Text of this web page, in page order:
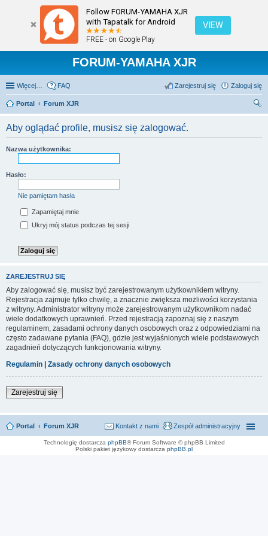
Follow FORUM-YAMAHA XJR
with Tapatalk for Android
FREE - on Google Play
VIEW
FORUM-YAMAHA XJR
Więcej… FAQ Zaloguj się
Zarejestruj się
Portal
Forum XJR
Aby oglądać profile, musisz się zalogować.
Nazwa użytkownika:
Hasło:
Nie pamiętam hasła
Zapamiętaj mnie
Ukryj mój status podczas tej sesji
ZAREJESTRUJ SIĘ
Aby zalogować się, musisz być zarejestrowanym użytkownikiem witryny.
Rejestracja zajmuje tylko chwilę, a znacznie zwiększa możliwości korzystania
z witryny. Administrator witryny może zarejestrowanym użytkownikom nadać
wiele dodatkowych uprawnień. Przed rejestracją zapoznaj się z naszym
regulaminem, zasadami ochrony danych osobowych oraz z odpowiedziami na
często zadawane pytania (FAQ), gdzie jest wyjaśnionych wiele podstawowych
zagadnień dotyczących funkcjonowania witryny.
Regulamin
Zasady ochrony danych osobowych
Zarejestruj się
Portal Forum XJR Zespół administracyjny
Kontakt z nami
Technologię dostarcza phpBB® Forum Software © phpBB Limited
Polski pakiet językowy dostarcza phpBB.pl